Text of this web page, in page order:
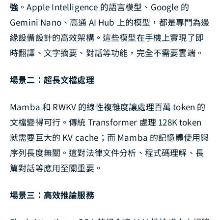
強 。Apple Intelligence 的語言模型、Google 的
Gemini Nano、高通 AI Hub 上的模型，都是專門為邊
緣設備設計的高效架構。這些模型在手機上實現了即
時翻譯、文字摘要、對話等功能，完全不需要雲端。
場景二：超長文檔處理
Mamba 和 RWKV 的線性複雜度讓處理百萬 token 的
文檔變得可行。傳統 Transformer 處理 128K token
就需要巨大的 KV cache；而 Mamba 的記憶體使用與
序列長度無關。這對法律文件分析、程式碼理解、長
篇對話等應用至關重要。
場景三：高效推論服務